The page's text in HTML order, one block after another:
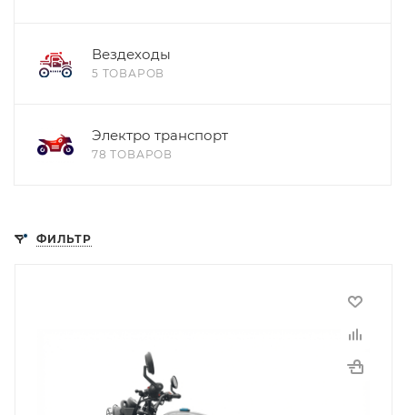
Вездеходы
5 ТОВАРОВ
Электро транспорт
78 ТОВАРОВ
ФИЛЬТР